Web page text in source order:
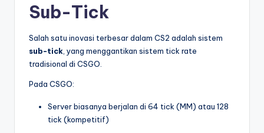
Sub-Tick
Salah satu inovasi terbesar dalam CS2 adalah sistem
sub-tick , yang menggantikan sistem tick rate
tradisional di CSGO.
Pada CSGO:
Server biasanya berjalan di 64 tick (MM) atau 128
tick (kompetitif)